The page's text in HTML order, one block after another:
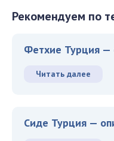
Рекомендуем по
Фетхие Турция —
Читать далее
Сиде Турция —